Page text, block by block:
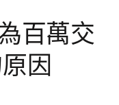
百萬交
因